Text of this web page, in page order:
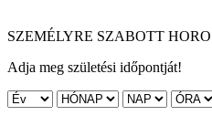
SZEMÉLYRE SZABOTT
Adja meg születési időpontját!